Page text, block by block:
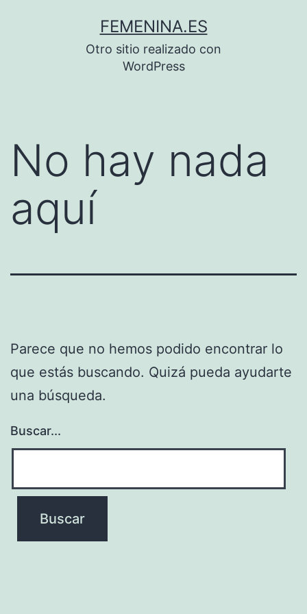
FEMENINA.ES
Otro sitio realizado con
WordPress
No hay nada
aquí
Parece que no hemos podido encontrar lo
que estás buscando. Quizá pueda ayudarte
una búsqueda.
Buscar...